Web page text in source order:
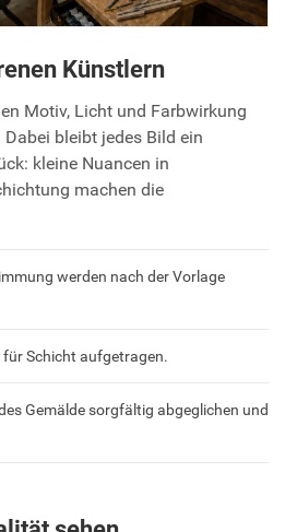
Künstlern
Motiv, Licht und Farbwirkung
bleibt jedes Bild ein
kleine Nuancen in
machen die
werden nach der Vorlage
Schicht aufgetragen.
Gemälde sorgfältig abgeglichen und